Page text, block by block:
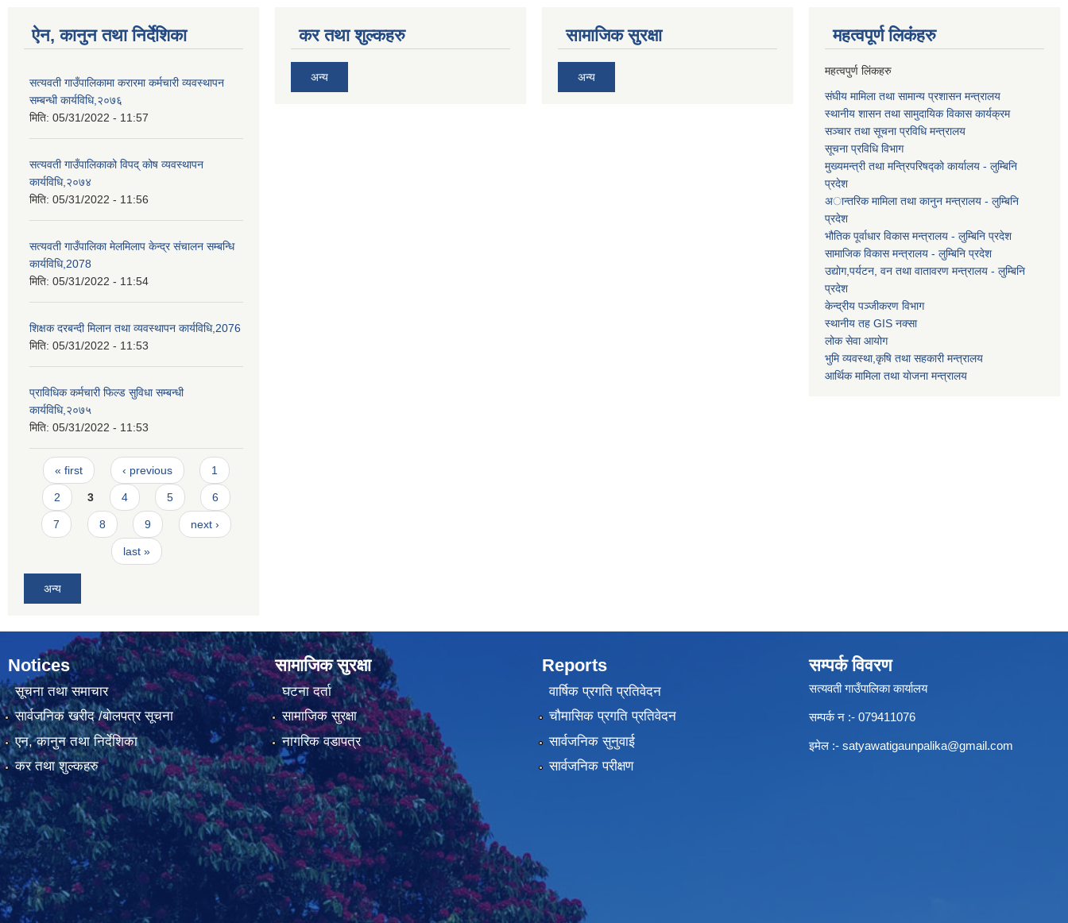
ऐन, कानुन तथा निर्देशिका
सत्यवती गाउँपालिकामा करारमा कर्मचारी व्यवस्थापन
सम्बन्धी कार्यविधि,२०७६
मिति: 05/31/2022 - 11:57
सत्यवती गाउँपालिकाको विपद् कोष व्यवस्थापन
कार्यविधि,२०७४
मिति: 05/31/2022 - 11:56
सत्यवती गाउँपालिका मेलमिलाप केन्द्र संचालन सम्बन्धि
कार्यविधि,2078
मिति: 05/31/2022 - 11:54
शिक्षक दरबन्दी मिलान तथा व्यवस्थापन कार्यविधि,2076
मिति: 05/31/2022 - 11:53
प्राविधिक कर्मचारी फिल्ड सुविधा सम्बन्धी
कार्यविधि,२०७५
मिति: 05/31/2022 - 11:53
Pages
« first ‹ previous 1
2 3 4 5 6
7 8 9 next ›
last »
अन्य
कर तथा शुल्कहरु
अन्य
सामाजिक सुरक्षा
अन्य
महत्वपूर्ण लि‌कंंहरु
महत्वपुर्ण लिंकहरु
संघीय मामिला तथा सामान्य प्रशासन मन्त्रालय
स्थानीय शासन तथा सामुदायिक विकास कार्यक्रम
सञ्चार तथा सूचना प्रविधि मन्त्रालय
सूचना प्रविधि विभाग
मुख्यमन्त्री तथा मन्त्रिपरिषद्को कार्यालय - लुम्बिनि
प्रदेश
अान्तरिक मामिला तथा कानुन मन्त्रालय - लुम्बिनि
प्रदेश
भौतिक पूर्वाधार विकास मन्त्रालय - लुम्बिनि प्रदेश
सामाजिक विकास मन्त्रालय - लुम्बिनि प्रदेश
उद्याेग,पर्यटन, वन तथा वातावरण मन्त्रालय - लुम्बिनि
प्रदेश
केन्द्रीय पञ्जीकरण विभाग
स्थानीय तह GIS नक्सा
लोक सेवा आयोग
भुमि व्यवस्था,कृषि तथा सहकारी मन्त्रालय
आर्थिक मामिला तथा याेजना मन्त्रालय
Notices
सूचना तथा समाचार
सार्वजनिक खरीद /बोलपत्र सूचना
एन, कानुन तथा निर्देशिका
कर तथा शुल्कहरु
सामाजिक सुरक्षा
घटना दर्ता
सामाजिक सुरक्षा
नागरिक वडापत्र
Reports
वार्षिक प्रगति प्रतिवेदन
चौमासिक प्रगति प्रतिवेदन
सार्वजनिक सुनुवाई
सार्वजनिक परीक्षण
सम्पर्क विवरण
सत्यवती गाउँपालिका कार्यालय
सम्पर्क न‌ :- 079411076
इमेल :- satyawatigaunpalika@gmail.com